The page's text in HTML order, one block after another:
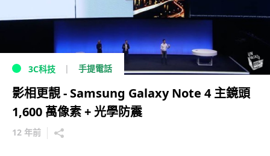
3C科技 手提電話
影相更靚 - Samsung Galaxy Note 4 主鏡頭
1,600 萬像素 + 光學防震
12 年前